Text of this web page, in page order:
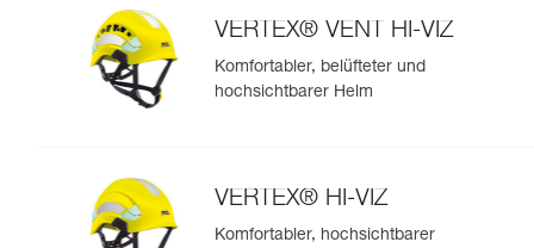
VERTEX® VENT HI-VIZ
Komfortabler, belüfteter und
hochsichtbarer Helm
VERTEX® HI-VIZ
Komfortabler, hochsichtbarer